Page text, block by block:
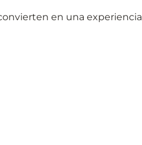
en una experiencia